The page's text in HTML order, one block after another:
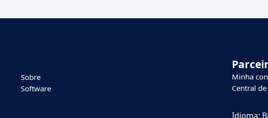
Sobre
Software
Minha
Central
Idioma: